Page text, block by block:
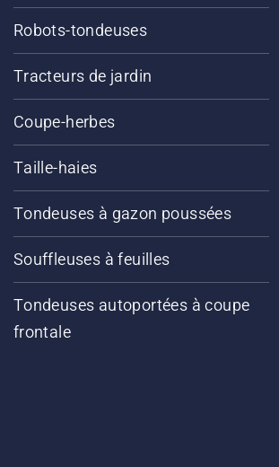
Robots-tondeuses
Tracteurs de jardin
Coupe-herbes
Taille-haies
Tondeuses à gazon poussées
Souffleuses à feuilles
Tondeuses autoportées à coupe
frontale